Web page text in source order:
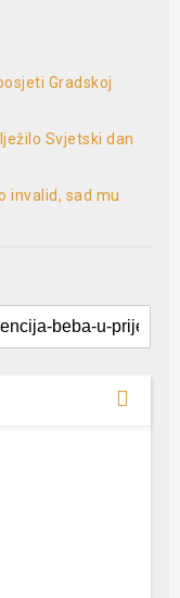
Gradskoj
Svjetski dan
invalid, sad mu